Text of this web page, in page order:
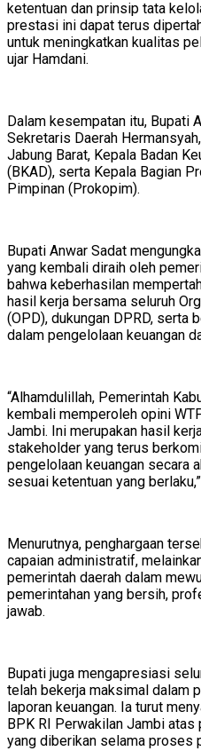
ketentuan dan prinsip tata
prestasi ini dapat terus
untuk meningkatkan kualitas
ujar Hamdani.
Dalam kesempatan itu, Bupati
Sekretaris Daerah
Jabung Barat, Kepala Badan
(BKAD), serta Kepala Bagian
Pimpinan (Prokopim).
Bupati Anwar Sadat
yang kembali diraih oleh
bahwa keberhasilan
hasil kerja bersama seluruh
(OPD), dukungan DPRD, serta
dalam pengelolaan keuangan
“Alhamdulillah, Pemerintah
kembali memperoleh opini
Jambi. Ini merupakan hasil
stakeholder yang terus
pengelolaan keuangan secara
sesuai ketentuan yang
Menurutnya, penghargaan
capaian administratif,
pemerintah daerah dalam
pemerintahan yang bersih,
jawab.
Bupati juga mengapresiasi
telah bekerja maksimal dalam
laporan keuangan. Ia turut
BPK RI Perwakilan Jambi
yang diberikan selama proses